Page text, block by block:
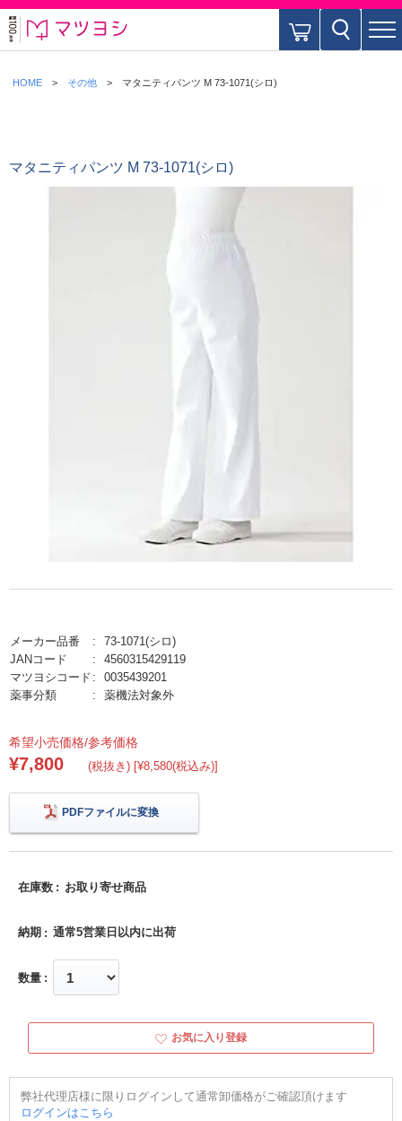
HOME その他 マタニティパンツ M 73-1071(シロ)
マタニティパンツ M 73-1071(シロ)
メーカー品番
73-1071(シロ)
JANコード
4560315429119
マツヨシコード
0035439201
薬事分類
薬機法対象外
希望小売価格/参考価格
¥7,800 (税抜き) [¥8,580(税込み)]
PDFファイルに変換
在庫数 お取り寄せ商品
納期 通常5営業日以内に出荷
数量
お気に入り登録
弊社代理店様に限りログインして通常卸価格がご確認頂けます
ログインはこちら